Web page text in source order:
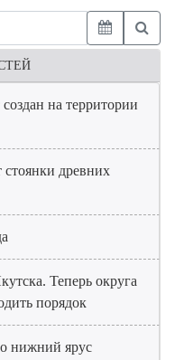
на территории
стоянки древних
Теперь округа
порядок
нижний ярус